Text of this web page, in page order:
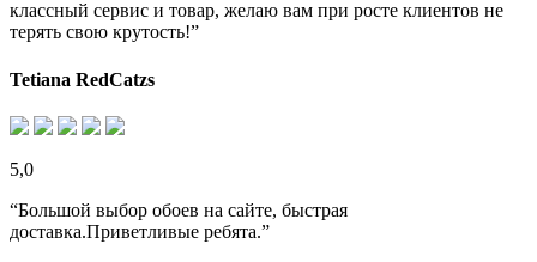
классный сервис и товар, желаю вам при росте клиентов не
терять свою крутость!”
Tetiana RedCatzs
5,0
“Большой выбор обоев на сайте, быстрая
доставка.Приветливые ребята.”